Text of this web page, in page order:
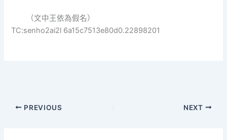
（文中王依為假名）
TC:senho2ai2l 6a15c7513e80d0.22898201
PREVIOUS NEXT